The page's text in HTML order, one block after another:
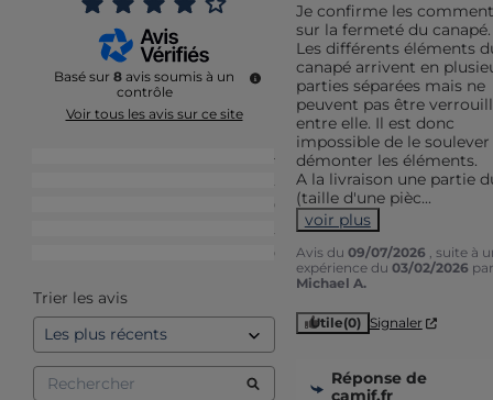
Basé sur 8 avis soumis à un
contrôle
Voir tous les avis sur ce site
4
0
0
Trier les avis
Je confirme les
sur la fermeté du
Les différents éléments
canapé arrivent en
parties séparées mais ne
peuvent pas être
entre elle. Il est donc
impossible de le soulever
démonter les éléments.
A la livraison une partie
(taille d'une pièc...
voir plus
Avis du 09/07/2026 , suite à
expérience du 03/02/2026 par
Michael A.
Utile(0) Signaler
Réponse de